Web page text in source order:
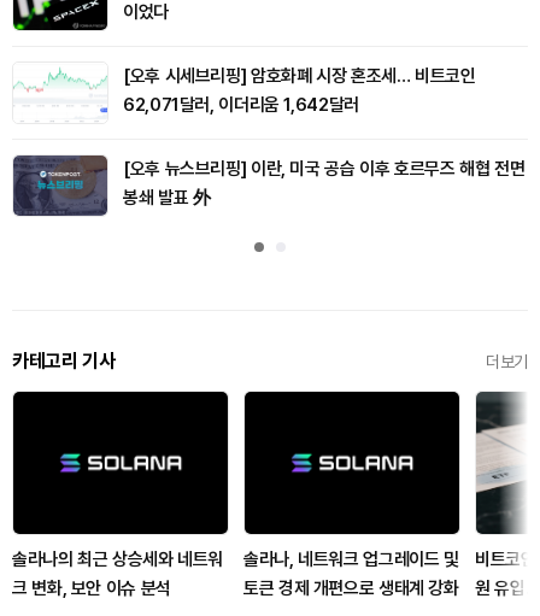
이었다
[오후 시세브리핑] 암호화폐 시장 혼조세… 비트코인
62,071달러, 이더리움 1,642달러
[오후 뉴스브리핑] 이란, 미국 공습 이후 호르무즈 해협 전면
봉쇄 발표 外
카테고리 기사 더보기
솔라나의 최근 상승세와 네트워
크 변화, 보안 이슈 분석
솔라나, 네트워크 업그레이드 및
토큰 경제 개편으로 생태계 강화
비트코
원 유입